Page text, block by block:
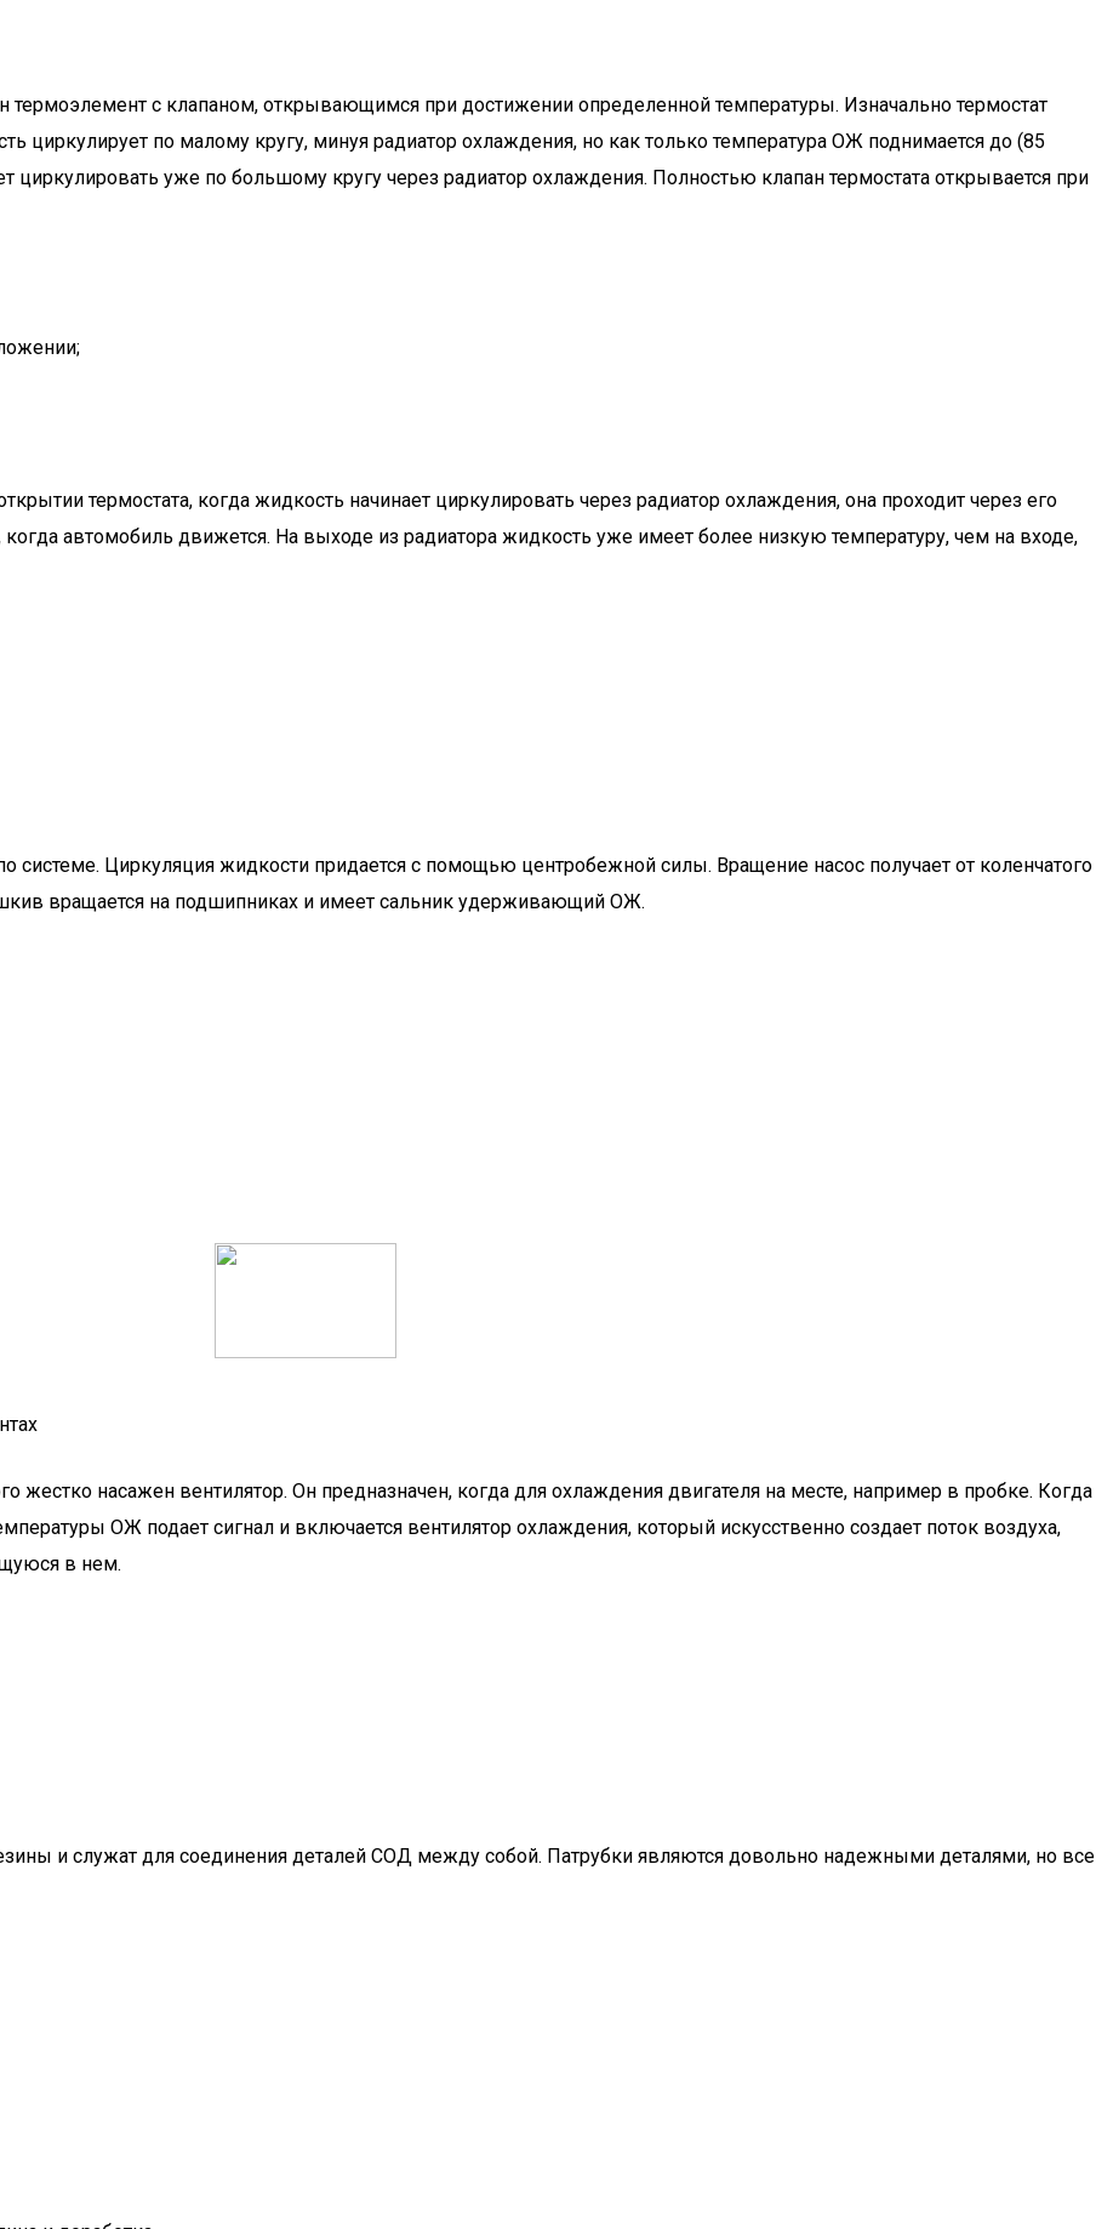
термоэлемент с клапаном, открывающимся при достижении определенной температуры. Изначально термостат
циркулирует по малому кругу, минуя радиатор охлаждения, но как только температура ОЖ поднимается до (85
циркулировать уже по большому кругу через радиатор охлаждения. Полностью клапан термостата открывается при
термостата, когда жидкость начинает циркулировать через радиатор охлаждения, она проходит через его
автомобиль движется. На выходе из радиатора жидкость уже имеет более низкую температуру, чем на входе,
Циркуляция жидкости придается с помощью центробежной силы. Вращение насос получает от коленчатого
вращается на подшипниках и имеет сальник удерживающий ОЖ.
жестко насажен вентилятор. Он предназначен, когда для охлаждения двигателя на месте, например в пробке. Когда
ОЖ подает сигнал и включается вентилятор охлаждения, который искусственно создает поток воздуха,
в нем.
и служат для соединения деталей СОД между собой. Патрубки являются довольно надежными деталями, но все